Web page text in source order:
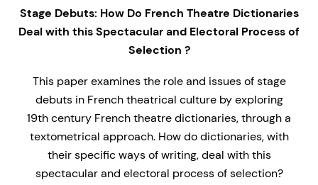
Stage Debuts: How Do French Theatre Dictionaries
Deal with this Spectacular and Electoral Process of
Selection ?
This paper examines the role and issues of stage
debuts in French theatrical culture by exploring
19th century French theatre dictionaries, through a
textometrical approach. How do dictionaries, with
their specific ways of writing, deal with this
spectacular and electoral process of selection?